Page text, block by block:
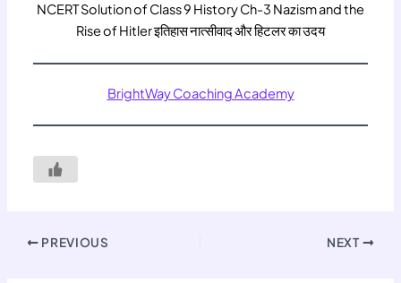
NCERT Solution of Class 9 History Ch-3 Nazism and the
Rise of Hitler इतिहास नात्सीवाद और हिटलर का उदय
BrightWay Coaching Academy
PREVIOUS NEXT